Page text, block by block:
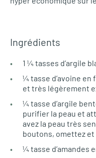
Ingrédients
1 ¼ tasses d’argile
¼ tasse d’avoine en
et très légèrement
¼ tasse d’argile
purifier la peau et
avez la peau très
boutons, omettez et
¼ tasse d’amandes